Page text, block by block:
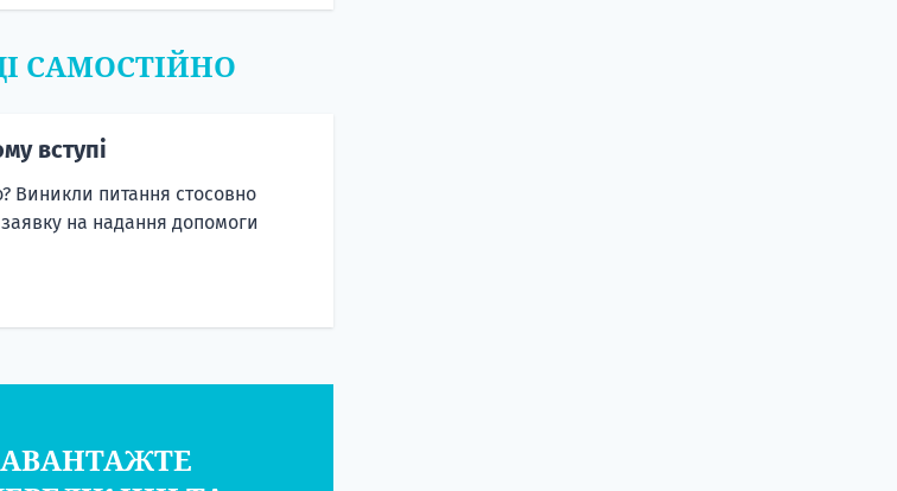
САМОСТІЙНО
вступі
Виникли питання стосовно
на надання допомоги